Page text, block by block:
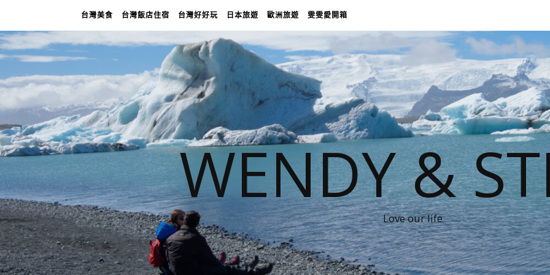
台灣美食 台灣飯店住宿 台灣好好玩 日本旅遊 歐洲旅遊 雯雯愛開箱
WENDY &
Love our life